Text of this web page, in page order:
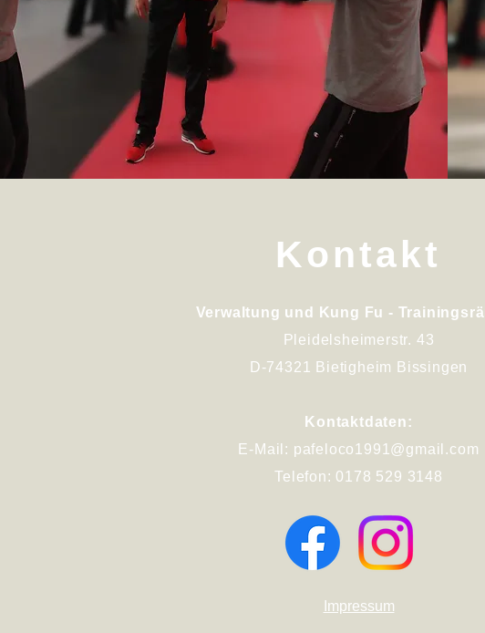
Kontakt
Verwaltung und Kung Fu -
Pleidelsheimerstr. 43
D-74321 Bietigheim Bissingen
Kontaktdaten:
E-Mail: pafeloco1991@gmail.com
Telefon: 0178 529 3148
Impressum